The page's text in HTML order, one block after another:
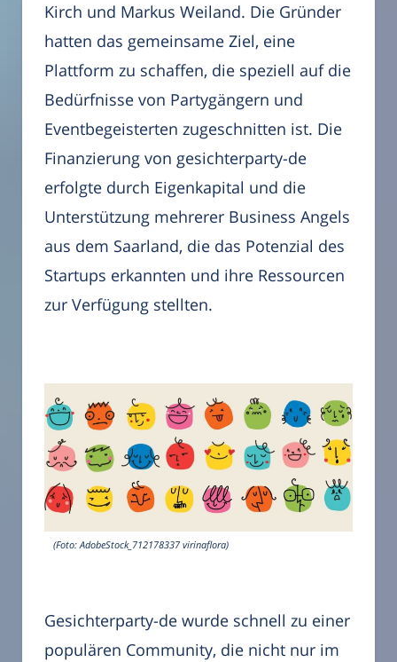
Kirch und Markus Weiland. Die Gründer
hatten das gemeinsame Ziel, eine
Plattform zu schaffen, die speziell auf die
Bedürfnisse von Partygängern und
Eventbegeisterten zugeschnitten ist. Die
Finanzierung von gesichterparty-de
erfolgte durch Eigenkapital und die
Unterstützung mehrerer Business Angels
aus dem Saarland, die das Potenzial des
Startups erkannten und ihre Ressourcen
zur Verfügung stellten.
(Foto: AdobeStock_712178337 virinaflora)
Gesichterparty-de wurde schnell zu einer
populären Community, die nicht nur im